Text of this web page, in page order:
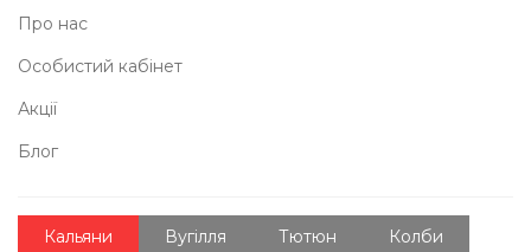
Про нас
Особистий кабінет
Акції
Блог
Кальяни Вугілля Тютюн Колби